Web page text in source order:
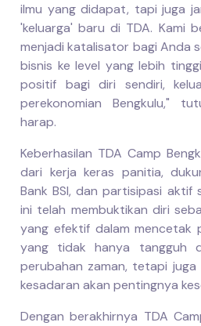
ilmu yang didapat, tapi juga
'keluarga' baru di TDA. Kami
menjadi katalisator bagi Anda
bisnis ke level yang lebih
positif bagi diri sendiri,
perekonomian Bengkulu,"
harap.
Keberhasilan TDA Camp
dari kerja keras panitia,
Bank BSI, dan partisipasi aktif
ini telah membuktikan diri
yang efektif dalam mencetak
yang tidak hanya tangguh
perubahan zaman, tetapi juga
kesadaran akan pentingnya
Dengan berakhirnya TDA